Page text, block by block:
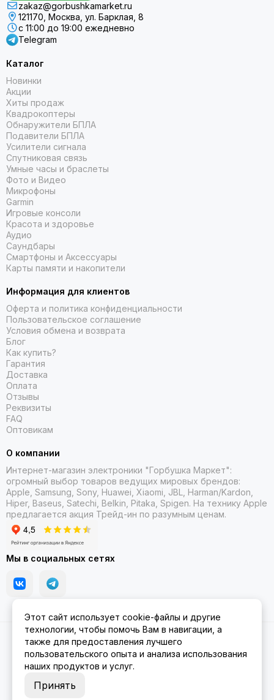
НАЙДИТЕ FORERUNNER, ПОДХОДЯЩИЙ
ИМЕННО ВАМ
ДОСТУПНЫ ДВА РАЗМЕРА
ГОТОВ К ГОНКЕ
С ПЕРСОНАЛИЗИРОВАННЫМИ ПЛАНАМИ ТРЕНИРОВОК
GARMIN COACH ДЛЯ БЕГА И ТРИАТЛОНА
zakaz@gorbushkamarket.ru
121170, Москва, ул. Барклая, 8
с 11:00 до 19:00 ежедневно
Telegram
Каталог
Новинки
Акции
Хиты продаж
Квадрокоптеры
Обнаружители БПЛА
Подавители БПЛА
Усилители сигнала
Спутниковая связь
Умные часы и браслеты
Фото и Видео
Микрофоны
Garmin
Игровые консоли
Красота и здоровье
Аудио
Саундбары
Смартфоны и Аксессуары
Карты памяти и накопители
Информация для клиентов
Оферта и политика конфиденциальности
Пользовательское соглашение
Условия обмена и возврата
Блог
Как купить?
Гарантия
Доставка
Оплата
Отзывы
Реквизиты
FAQ
Оптовикам
О компании
Интернет-магазин электроники "Горбушка Маркет":
огромный выбор товаров ведущих мировых брендов:
Apple, Samsung, Sony, Huawei, Xiaomi, JBL, Harman/Kardon,
Hiper, Baseus, Satechi, Belkin, Pitaka, Spigen. На технику Apple
предлагается акция Трейд-ин по разумным ценам.
Мы в социальных сетях
2026 © Gorbushka Market.Карта сайта
Этот сайт использует cookie-файлы и другие
технологии, чтобы помочь Вам в навигации, а
также для предоставления лучшего
пользовательского опыта и анализа использования
наших продуктов и услуг.
Принять